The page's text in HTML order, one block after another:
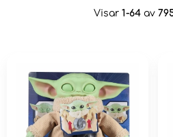
Visar 1-64av